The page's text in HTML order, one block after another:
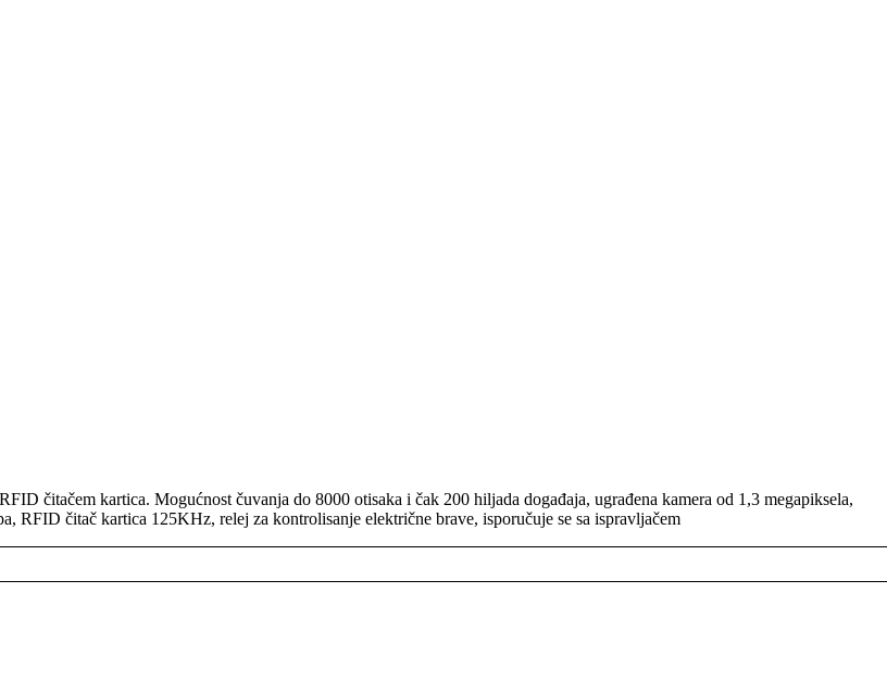
čitačem kartica. Mogućnost čuvanja do 8000 otisaka i čak 200 hiljada događaja, ugrađena kamera od 1,3 megapiksela,
RFID čitač kartica 125KHz, relej za kontrolisanje električne brave, isporučuje se sa ispravljačem